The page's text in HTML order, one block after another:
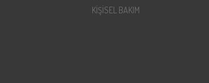
KİŞİSEL BAKIM